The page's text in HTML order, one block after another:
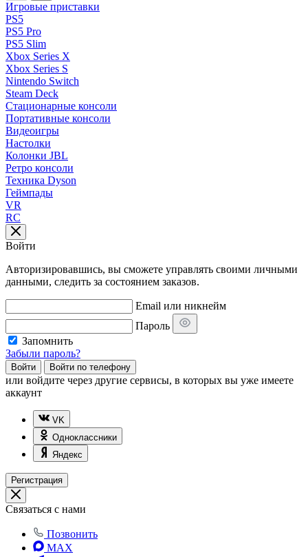
Игровые приставки
PS5
PS5 Pro
PS5 Slim
Xbox Series X
Xbox Series S
Nintendo Switch
Steam Deck
Стационарные консоли
Портативные консоли
Видеоигры
Настолки
Колонки JBL
Ретро консоли
Техника Dyson
Геймпады
VR
RC
Войти
Авторизировавшись, вы сможете управлять своими личными
данными, следить за состоянием заказов.
Email или никнейм
Пароль
Запомнить
Забыли пароль?
Войти Войти по телефону
или войдите через другие сервисы, в которых вы уже имеете
аккаунт
VK
Одноклассники
Яндекс
Регистрация
Связаться с нами
Позвонить
MAX